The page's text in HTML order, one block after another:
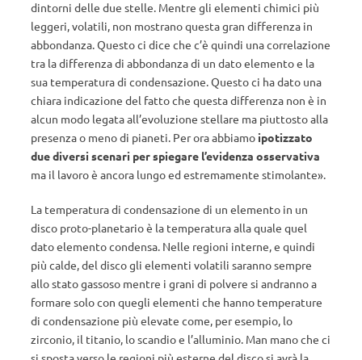
dintorni delle due stelle. Mentre gli elementi chimici più
leggeri, volatili, non mostrano questa gran differenza in
abbondanza. Questo ci dice che c’è quindi una correlazione
tra la differenza di abbondanza di un dato elemento e la
sua temperatura di condensazione. Questo ci ha dato una
chiara indicazione del fatto che questa differenza non è in
alcun modo legata all’evoluzione stellare ma piuttosto alla
presenza o meno di pianeti. Per ora abbiamo ipotizzato
due diversi scenari per spiegare l’evidenza osservativa
ma il lavoro è ancora lungo ed estremamente stimolante».
La temperatura di condensazione di un elemento in un
disco proto-planetario è la temperatura alla quale quel
dato elemento condensa. Nelle regioni interne, e quindi
più calde, del disco gli elementi volatili saranno sempre
allo stato gassoso mentre i grani di polvere si andranno a
formare solo con quegli elementi che hanno temperature
di condensazione più elevate come, per esempio, lo
zirconio, il titanio, lo scandio e l’alluminio. Man mano che ci